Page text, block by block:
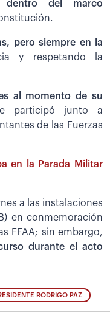
dentro del marco
pero siempre en la
y respetando la
al momento de su
participó junto a
de las Fuerzas
en la Parada Militar
a las instalaciones
en conmemoración
FFAA; sin embargo,
durante el acto
RODRIGO PAZ